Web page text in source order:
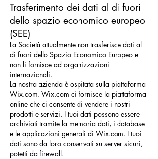
Trasferimento dei dati al di fuori
dello spazio economico europeo
(SEE)
La Società attualmente non trasferisce dati al
di fuori dello Spazio Economico Europeo e
non li fornisce ad organizzazioni
internazionali.
La nostra azienda è ospitata sulla piattaforma
Wix.com. Wix.com ci fornisce la piattaforma
online che ci consente di vendere i nostri
prodotti e servizi. I tuoi dati possono essere
archiviati tramite la memoria dati, i database
e le applicazioni generali di Wix.com. I tuoi
dati sono da loro conservati su server sicuri,
potetti da firewall.